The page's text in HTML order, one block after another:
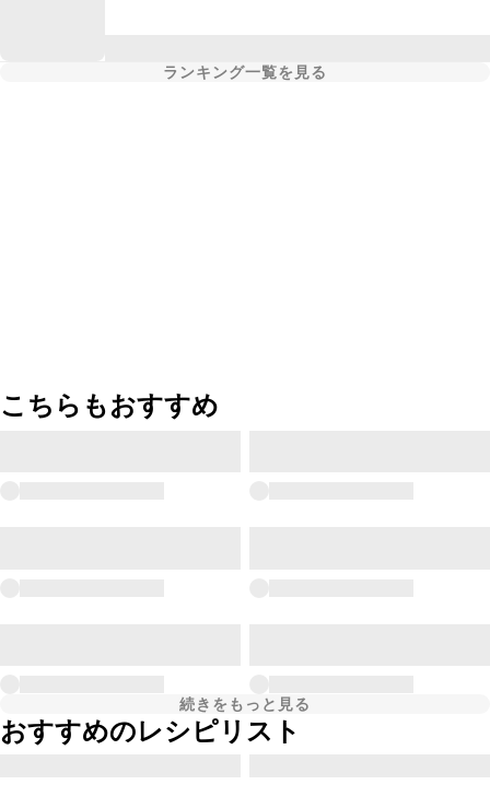
ランキング一覧を見る
こちらもおすすめ
続きをもっと見る
おすすめのレシピリスト